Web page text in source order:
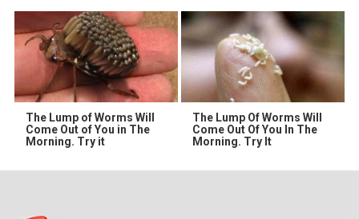
The Lump of Worms Will
Come Out of You in The
Morning. Try it
The Lump Of Worms Will
Come Out Of You In The
Morning. Try It